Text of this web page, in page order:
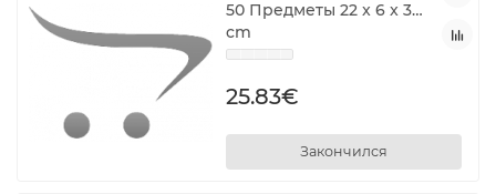
50 Предметы 22 x 6 x 3
cm
25.83€
Закончился